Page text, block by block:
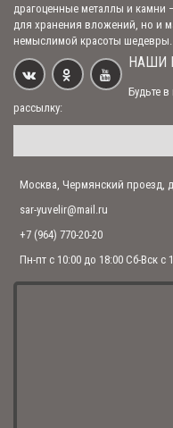
Серебряный
Серебряный нательный
драгоценные металлы и камни
для хранения вложений, но и
немыслимой красоты шедевры.
НАШИ
Будьте
рассылку:
Москва, Чермянский проезд,
sar-yuvelir@mail.ru
+7 (964) 770-20-20
Пн-пт с 10:00 до 18:00 Сб-Вск с